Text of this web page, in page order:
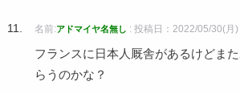
名前:アドマイヤ名無し : 投稿日：2022/05/30(月
フランスに日本人厩舎があるけどま
らうのかな？